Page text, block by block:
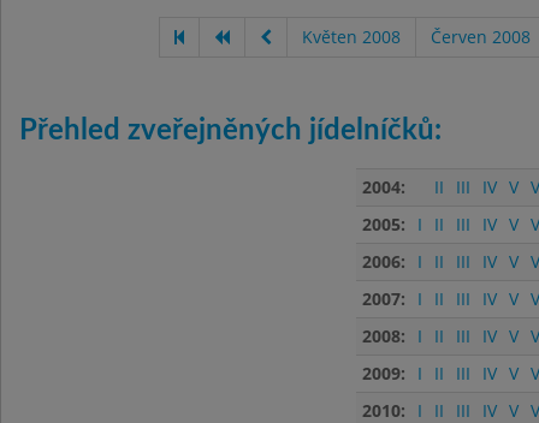
Květen 2008 Červen 2008
Přehled zveřejněných jídelníčků:
2004: II III IV V
2005:
I II III IV V
2006:
I II III IV V
2007:
I II III IV V
2008:
I II III IV V
2009:
I II III IV V
2010:
I II III IV V